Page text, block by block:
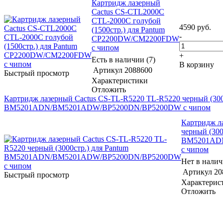
Быстрый просмотр
Картридж лазерный
Cactus CS-CTL2000C
CTL-2000C голубой
(1500стр.) для Pantum
CP2200DW/CM2200FDW
с чипом
Есть в наличии (7)
Артикул 2088600
Характеристики
Отложить
4590 руб.
-
+
В корзину
Картридж лазерный Cactus CS-TL-R5220 TL-R5220 черный
BM5201ADN/BM5201ADW/BP5200DN/BP5200DW с чипом
Быстрый просмотр
Картридж
черный
с чипом
Нет в
Артикул
Отложить